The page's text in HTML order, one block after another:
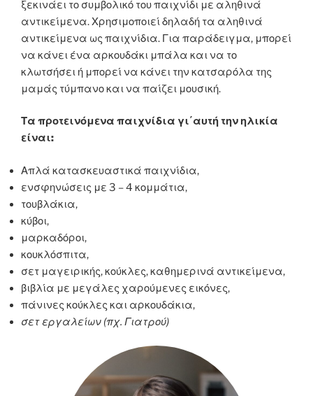
ξεκινάει το συμβολικό του παιχνίδι με αληθινά
αντικείμενα. Χρησιμοποιεί δηλαδή τα αληθινά
αντικείμενα ως παιχνίδια. Για παράδειγμα, μπορεί
να κάνει ένα αρκουδάκι μπάλα και να το
κλωτσήσει ή μπορεί να κάνει την κατσαρόλα της
μαμάς τύμπανο και να παίζει μουσική.
Τα προτεινόμενα παιχνίδια γι΄αυτή την ηλικία
είναι:
Απλά κατασκευαστικά παιχνίδια,
ενσφηνώσεις με 3 – 4 κομμάτια,
τουβλάκια,
κύβοι,
μαρκαδόροι,
κουκλόσπιτα,
σετ μαγειρικής, κούκλες, καθημερινά αντικείμενα,
βιβλία με μεγάλες χαρούμενες εικόνες,
πάνινες κούκλες και αρκουδάκια,
σετ εργαλείων (πχ. Γιατρού)